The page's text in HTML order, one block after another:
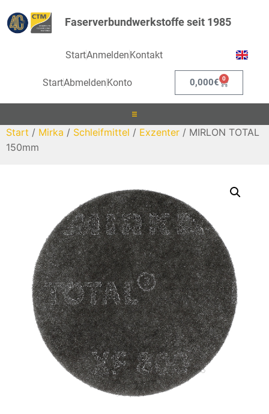
Faserverbundwerkstoffe seit 1985
StartAnmeldenKontakt
StartAbmelden Konto 0,000€ 0
Laminieren
Kleben
Beschichten
Spachteln
Fasern
Kernmaterial
Verbrauchsmaterial
Start / Mirka / Schleifmittel / Exzenter / MIRLON TOTAL
150mm